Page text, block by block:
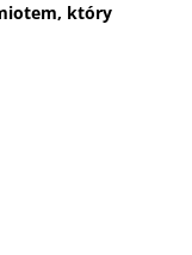
który